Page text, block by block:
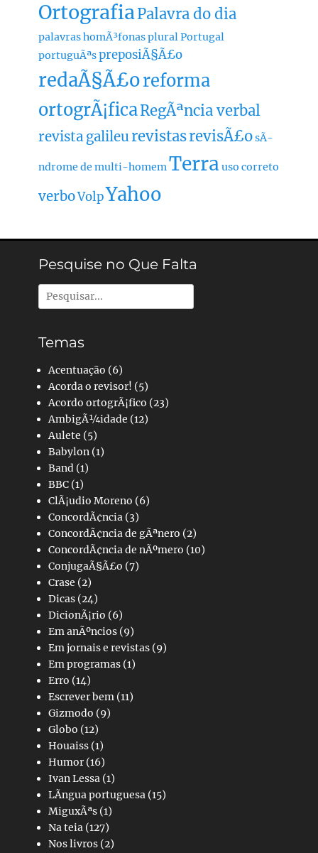
OrtografiaPalavra do dia
palavras homÃ³fonaspluralPortugal
portuguÃªspreposiÃ§Ã£o
redaÃ§Ã£oreforma
ortogrÃ¡ficaRegÃªncia verbal
revista galileurevistasrevisÃ£osÃ­
ndrome de multi-homemTerra uso correto
verboVolpYahoo
Pesquise no Que Falta
Pesquisar
por:
Temas
Acentuação (6)
Acorda o revisor! (5)
Acordo ortogrÃ¡fico (23)
AmbigÃ¼idade (12)
Aulete (5)
Babylon (1)
Band (1)
BBC (1)
ClÃ¡udio Moreno (6)
ConcordÃ¢ncia (3)
ConcordÃ¢ncia de gÃªnero (2)
ConcordÃ¢ncia de nÃºmero (10)
ConjugaÃ§Ã£o (7)
Crase (2)
Dicas (24)
DicionÃ¡rio (6)
Em anÃºncios (9)
Em jornais e revistas (9)
Em programas (1)
Erro (14)
Escrever bem (11)
Gizmodo (9)
Globo (12)
Houaiss (1)
Humor(16)
Ivan Lessa (1)
LÃ­ngua portuguesa (15)
MiguxÃªs (1)
Na teia (127)
Nos livros (2)